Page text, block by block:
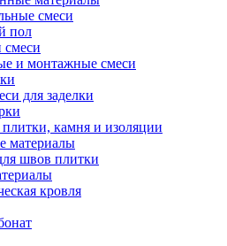
смеси
пол
смеси
и монтажные смеси
для заделки
камня и изоляции
материалы
швов плитки
кровля